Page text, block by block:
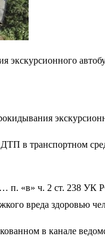
экскурсионного
в транспортном
п. «в» ч. 2 ст. 238 УК
вреда здоровью
в канале